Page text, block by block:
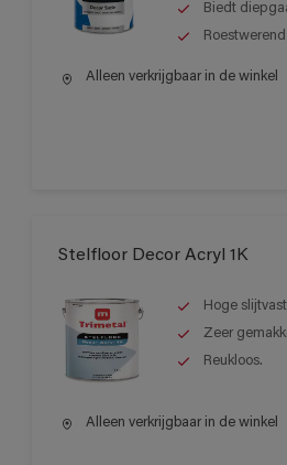
Biedt
Alleen verkrijgbaar in de winkel
Stelfloor Decor Acryl 1K
Hoge
Zeer
Reukloos.
Alleen verkrijgbaar in de winkel